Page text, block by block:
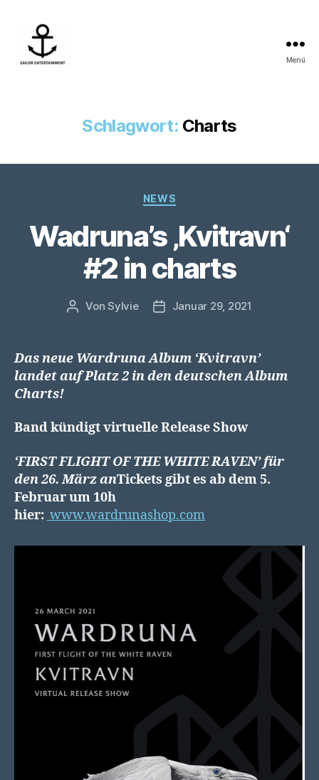
Menü
Schlagwort: Charts
Kategorien
NEWS
Wadruna’s ‚Kvitravn‘
#2 in charts
Beitragsautor
VonSylvie Veröffentlichungsdatum
Januar 29, 2021
Das neue Wardruna Album ‘Kvitravn’
landet auf Platz 2 in den deutschen Album
Charts!
Band kündigt virtuelle Release Show
‘FIRST FLIGHT OF THE WHITE RAVEN’ für
den 26. März anTickets gibt es ab dem 5.
Februar um 10h
hier: www.wardrunashop.com